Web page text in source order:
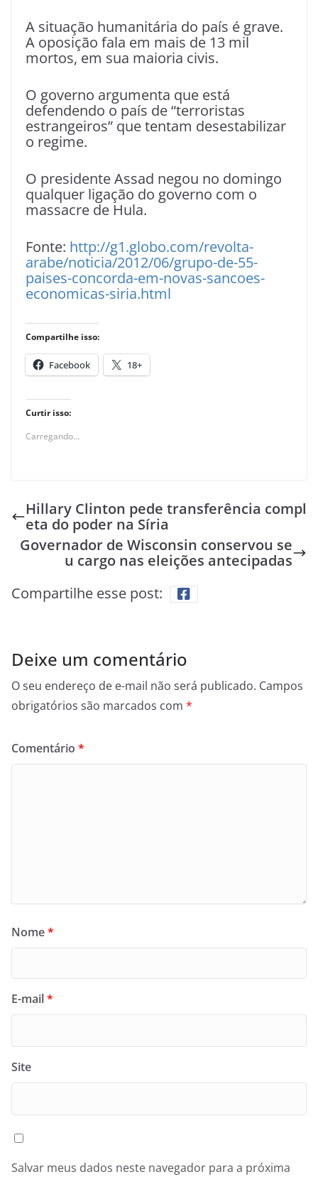
A situação humanitária do país é grave.
A oposição fala em mais de 13 mil
mortos, em sua maioria civis.
O governo argumenta que está
defendendo o país de “terroristas
estrangeiros” que tentam desestabilizar
o regime.
O presidente Assad negou no domingo
qualquer ligação do governo com o
massacre de Hula.
Fonte: http://g1.globo.com/revolta-
arabe/noticia/2012/06/grupo-de-55-
paises-concorda-em-novas-sancoes-
economicas-siria.html
Compartilhe isso:
Facebook 18+
Curtir isso:
Carregando...
Hillary Clinton pede transferência compl
eta do poder na Síria
Governador de Wisconsin conservou se
u cargo nas eleições antecipadas
Compartilhe esse post:
Deixe um comentário
O seu endereço de e-mail não será publicado. Campos
obrigatórios são marcados com *
Comentário *
Nome*
E-mail*
Site
Salvar meus dados neste navegador para a próxima